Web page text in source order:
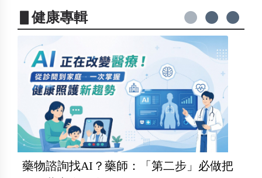
▋健康專輯
藥物諮詢找AI？藥師：「第二步」必做把